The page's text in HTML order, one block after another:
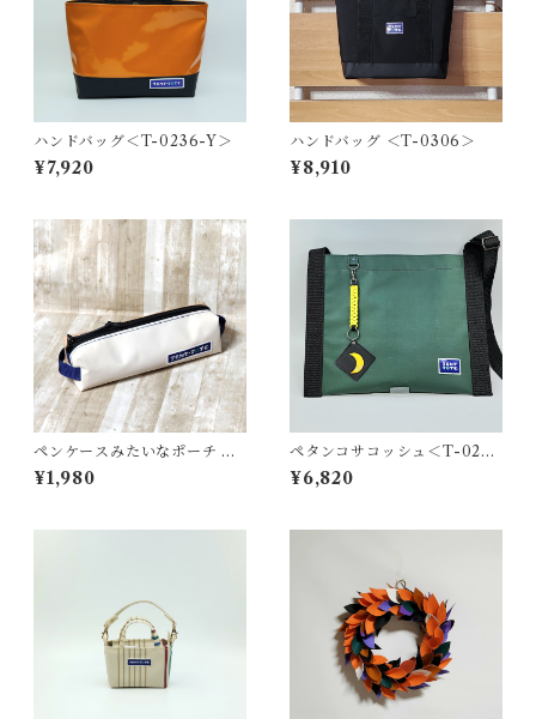
ハンドバッグ＜T-0236-Y＞
¥7,920
ハンドバッグ ＜T-0306＞
¥8,910
ペンケースみたいなポーチ ＜
K-0660＞
¥1,980
ペタンコサコッシュ＜T-0280
＞
¥6,820